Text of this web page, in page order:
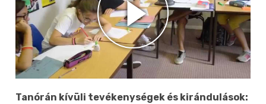
Tanórán kívüli tevékenységek és kirándulások: